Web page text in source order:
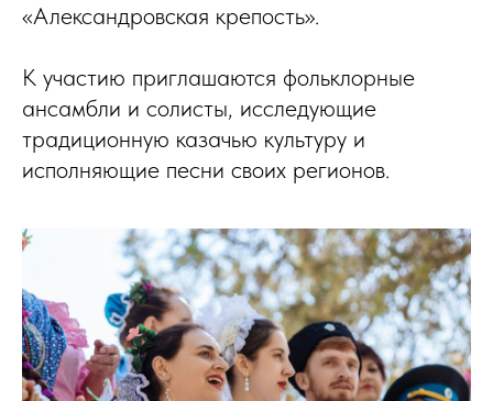
«Александровская крепость».
К участию приглашаются фольклорные
ансамбли и солисты, исследующие
традиционную казачью культуру и
исполняющие песни своих регионов.